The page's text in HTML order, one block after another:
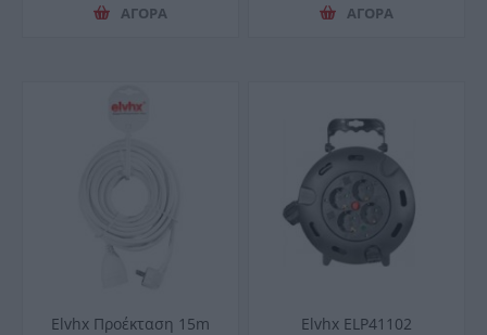
ΑΓΟΡΑ ΑΓΟΡΑ
Elvhx Προέκταση 15m
Elvhx ELP41102